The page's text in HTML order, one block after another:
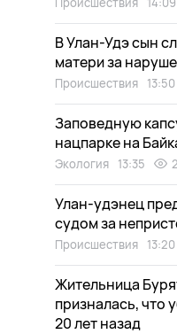
В Улан-Удэ сын
матери за
Происшествия 13:50
Заповедную
нацпарке на
Экология 13:35
Улан-удэнец
судом за
Происшествия 13:20
Жительница
призналась, что
20 лет назад